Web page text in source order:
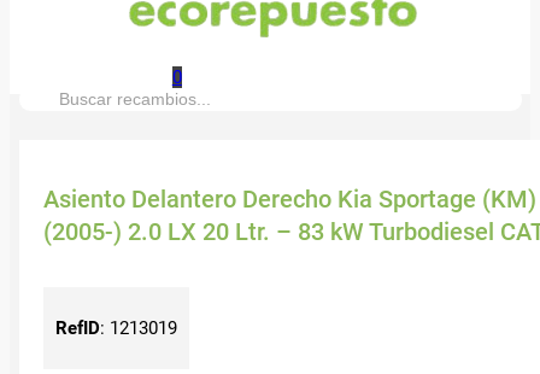
0
Buscar:
Asiento Delantero Derecho Kia Sportage (KM)
(2005-) 2.0 LX 20 Ltr. – 83 kW Turbodiesel
RefID: 1213019